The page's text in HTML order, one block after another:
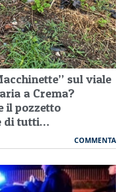
sul viale
a Crema?
il pozzetto
di tutti…
COMMENTA